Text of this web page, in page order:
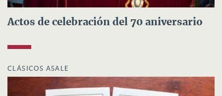
Actos de celebración del 70 aniversario
CLÁSICOS ASALE